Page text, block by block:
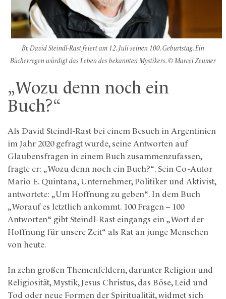
Br. David Steindl-Rast feiert am 12. Juli seinen 100. Geburtstag. Ein
Bücherregen würdigt das Leben des bekannten Mystikers. © Marcel Zeumer
„Wozu denn noch ein
Buch?“
Als David Steindl-Rast bei einem Besuch in Argentinien
im Jahr 2020 gefragt wurde, seine Antworten auf
Glaubensfragen in einem Buch zusammenzufassen,
fragte er: „Wozu denn noch ein Buch?“. Sein Co-Autor
Mario E. Quintana, Unternehmer, Politiker und Aktivist,
antwortete: „Um Hoffnung zu geben“. In dem Buch
„Worauf es letztlich ankommt. 100 Fragen – 100
Antworten“ gibt Steindl-Rast eingangs ein „Wort der
Hoffnung für unsere Zeit“ als Rat an junge Menschen
von heute.
In zehn großen Themenfeldern, darunter Religion und
Religiosität, Mystik, Jesus Christus, das Böse, Leid und
Tod oder neue Formen der Spiritualität, widmet sich